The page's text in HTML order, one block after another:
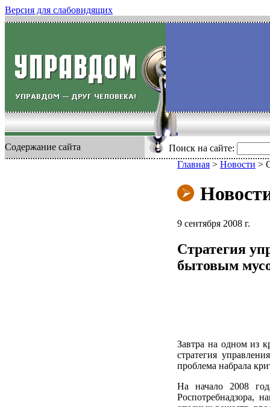
Версия для слабовидящих
Содержание сайта Поиск на сайте:
Главная > Новости >
9 сентября 2008 г.
Стратегия
бытовым
Завтра на одном из
стратегия
проблема набрала
На начало 2008
Роспотребнадзора,